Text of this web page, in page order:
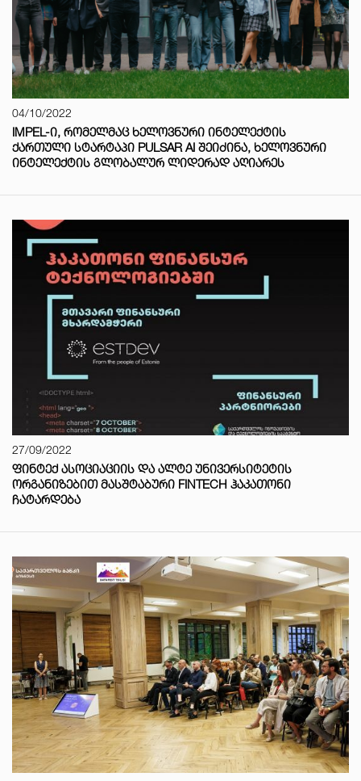
04/10/2022
IMPEL-Ი, ᲠᲝᲛᲔᲚᲛᲐᲪ ᲮᲔᲚᲝᲕᲜᲣᲠᲘ ᲘᲜᲢᲔᲚᲔᲥᲢᲘᲡ
ᲥᲐᲠᲗᲣᲚᲘ ᲡᲢᲐᲠᲢᲐᲞᲘ PULSAR AI ᲨᲔᲘᲫᲘᲜᲐ, ᲮᲔᲚᲝᲕᲜᲣᲠᲘ
ᲘᲜᲢᲔᲚᲔᲥᲢᲘᲡ ᲒᲚᲝᲑᲐᲚᲣᲠ ᲚᲘᲓᲔᲠᲐᲓ ᲐᲦᲘᲐᲠᲔᲡ
27/09/2022
ᲤᲘᲜᲢᲔᲥ ᲐᲡᲝᲪᲘᲐᲪᲘᲘᲡ ᲓᲐ ᲐᲚᲢᲔ ᲣᲜᲘᲕᲔᲠᲡᲘᲢᲔᲢᲘᲡ
ᲝᲠᲒᲐᲜᲘᲖᲔᲑᲘᲗ ᲛᲐᲡᲨᲢᲐᲑᲣᲠᲘ FINTECH ᲰᲐᲙᲐᲗᲝᲜᲘ
ᲩᲐᲢᲐᲠᲓᲔᲑᲐ